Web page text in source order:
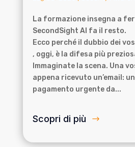
La formazione insegna a
SecondSight AI fa il resto.
Ecco perché il dubbio dei
, oggi, è la difesa più
Immaginate la scena. Una
appena ricevuto un’email:
pagamento urgente da...
Scopri di più